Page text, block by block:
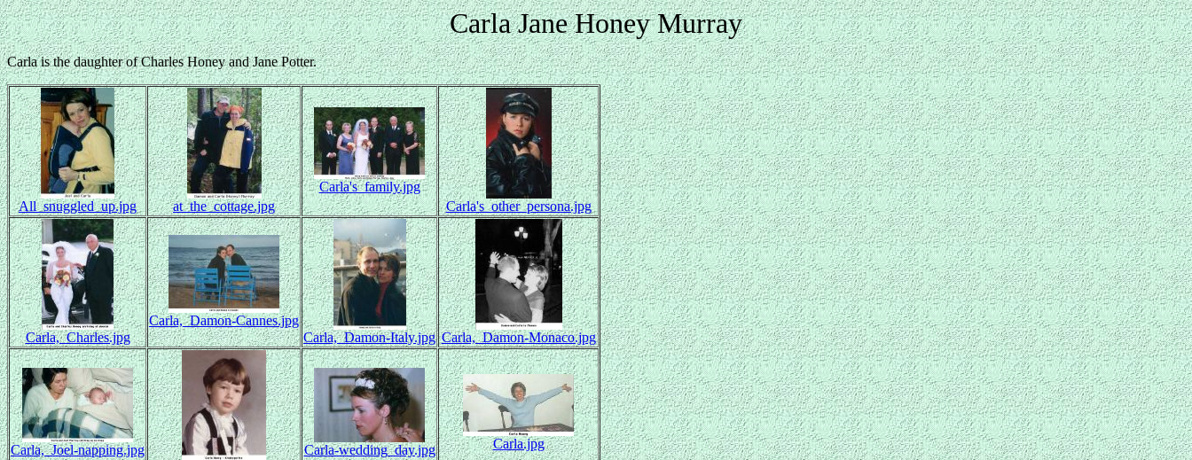
Carla Jane Honey Murray
Carla is the daughter of Charles Honey and Jane Potter.
All_snuggled_up.jpg at_the_cottage.jpg
Carla's_family.jpg
Carla's_other_persona.jpg
Carla,_Charles.jpg
Carla,_Damon-Cannes.jpg
Carla,_Damon-Italy.jpg Carla,_Damon-Monaco.jpg
Carla,_Joel-napping.jpg
Carla-wedding_day.jpg Carla.jpg